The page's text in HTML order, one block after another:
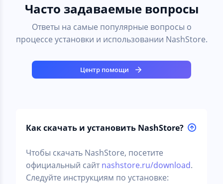
Часто задаваемые вопросы
Ответы на самые популярные вопросы о
процессе установки и использовании NashStore.
Центр помощи
Как скачать и установить NashStore?
Чтобы скачать NashStore, посетите
официальный сайтnashstore.ru/download.
Следуйте инструкциям по установке: